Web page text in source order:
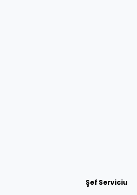
Şef Serviciu